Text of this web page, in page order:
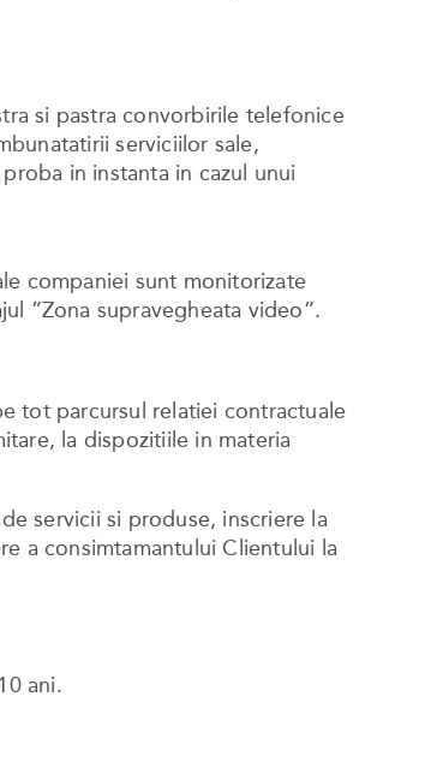
si pastra convorbirile telefonice
serviciilor sale,
in instanta in cazul unui
companiei sunt monitorizate
”Zona supravegheata video”.
tot parcursul relatiei contractuale
la dispozitiile in materia
servicii si produse, inscriere la
a consimtamantului Clientului la
ani.